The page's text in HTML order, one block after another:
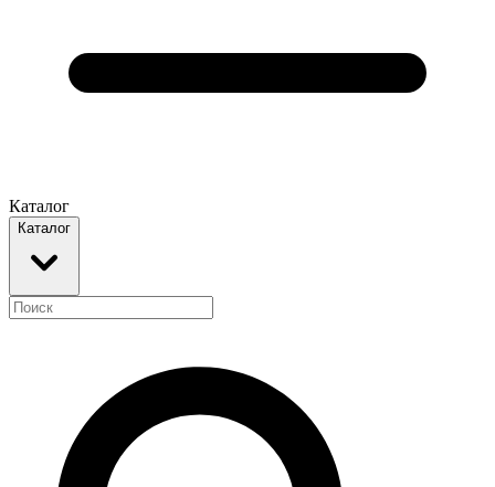
Каталог
Каталог